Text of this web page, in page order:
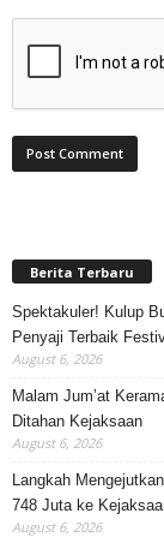
Berita Terbaru
Spektakuler! Kulup
Penyaji Terbaik
August 6, 2026
Malam Jum’at
Ditahan Kejaksaan
August 6, 2026
Langkah
748 Juta ke
August 6, 2026